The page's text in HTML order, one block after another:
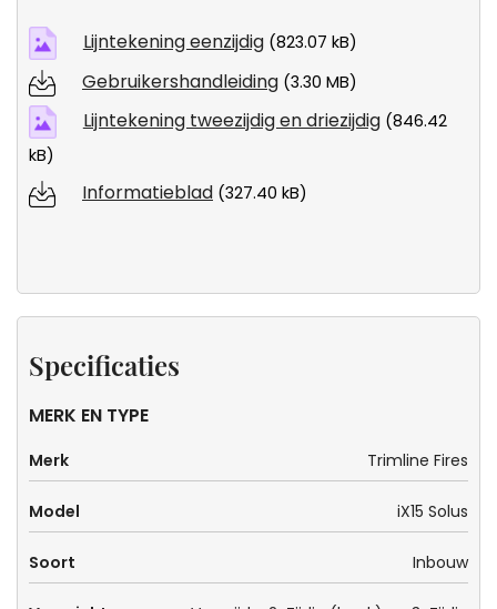
Lijntekening eenzijdig (823.07 kB)
Gebruikershandleiding (3.30 MB)
Lijntekening tweezijdig en driezijdig (846.42
kB)
Informatieblad (327.40 kB)
Specificaties
MERK EN TYPE
Merk Trimline Fires
Model iX15 Solus
Soort Inbouw